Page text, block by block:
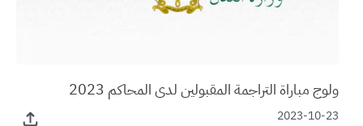
ولوج مباراة التراجمة المقبولين لدى المحاكم 2023
2023-10-23